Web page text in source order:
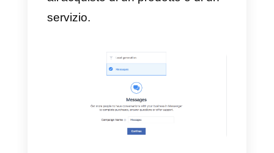
pubblicità che permettano alla
contenuto che, una volta cliccato
dal potenziale cliente, porti
all’inizio di una chat con la pagina